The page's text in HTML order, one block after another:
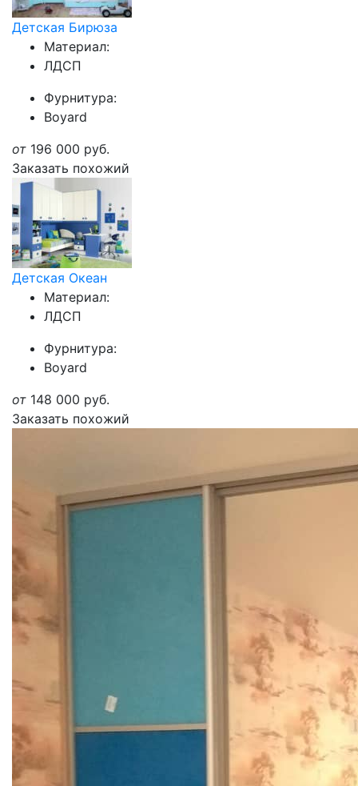
Детская Бирюза
Материал:
ЛДСП
Фурнитура:
Boyard
от 196 000 руб.
Заказать похожий
Детская Океан
Материал:
ЛДСП
Фурнитура:
Boyard
от 148 000 руб.
Заказать похожий